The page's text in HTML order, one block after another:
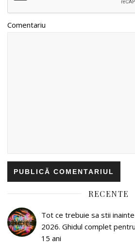
Comentariu
RECENTE
Tot ce trebuie sa stii
2026. Ghidul complet
15 ani